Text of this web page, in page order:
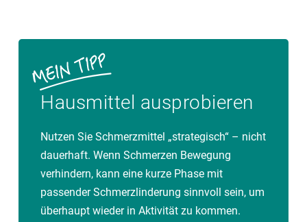
Hausmittel ausprobieren
Nutzen Sie Schmerzmittel „strategisch“ – nicht
dauerhaft. Wenn Schmerzen Bewegung
verhindern, kann eine kurze Phase mit
passender Schmerzlinderung sinnvoll sein, um
überhaupt wieder in Aktivität zu kommen.